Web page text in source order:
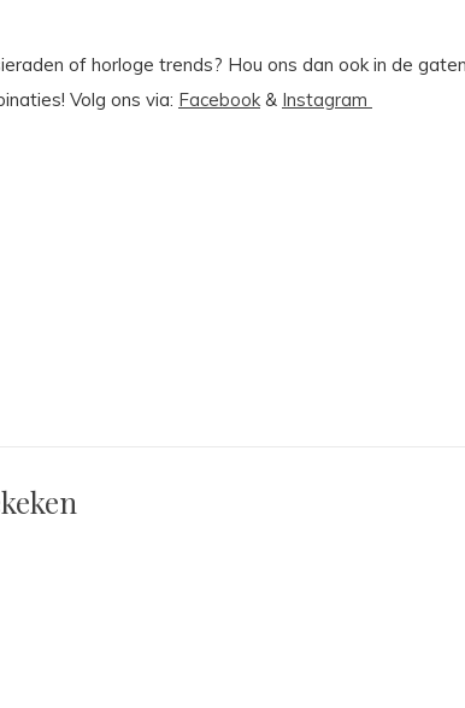
of horloge trends? Hou ons dan ook in de
Volg ons via: Facebook & Instagram